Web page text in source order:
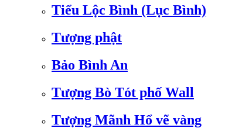
Tiểu Lộc Bình (Lục Bình)
Tượng phật
Bảo Bình An
Tượng Bò Tót phố Wall
Tượng Mãnh Hổ vẽ vàng